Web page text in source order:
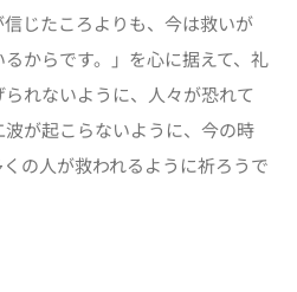
じたころよりも、今は救いが
からです。」を心に据えて、礼
れないように、人々が恐れて
が起こらないように、今の時
の人が救われるように祈ろうで